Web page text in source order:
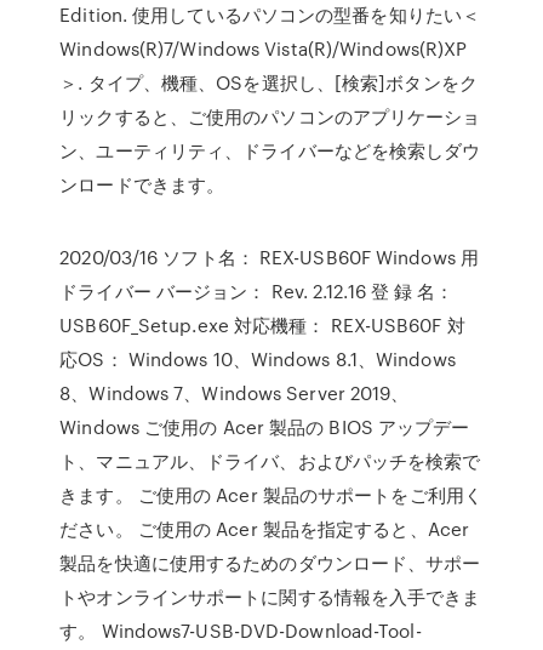
Edition. 使用しているパソコンの型番を知りたい＜
Windows(R)7/Windows Vista(R)/Windows(R)XP
＞. タイプ、機種、OSを選択し、[検索]ボタンをク
リックすると、ご使用のパソコンのアプリケーショ
ン、ユーティリティ、ドライバーなどを検索しダウ
ンロードできます。
2020/03/16 ソフト名： REX-USB60F Windows 用
ドライバー バージョン： Rev. 2.12.16 登 録 名：
USB60F_Setup.exe 対応機種： REX-USB60F 対
応OS： Windows 10、Windows 8.1、Windows
8、Windows 7、Windows Server 2019、
Windows ご使用の Acer 製品の BIOS アップデー
ト、マニュアル、ドライバ、およびパッチを検索で
きます。 ご使用の Acer 製品のサポートをご利用く
ださい。 ご使用の Acer 製品を指定すると、Acer
製品を快適に使用するためのダウンロード、サポー
トやオンラインサポートに関する情報を入手できま
す。 Windows7-USB-DVD-Download-Tool-